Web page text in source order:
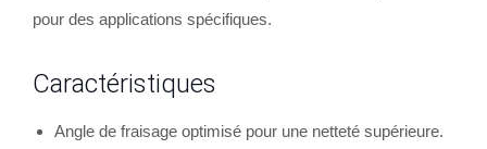
pour des applications spécifiques.
Caractéristiques
Angle de fraisage optimisé pour une netteté supérieure.